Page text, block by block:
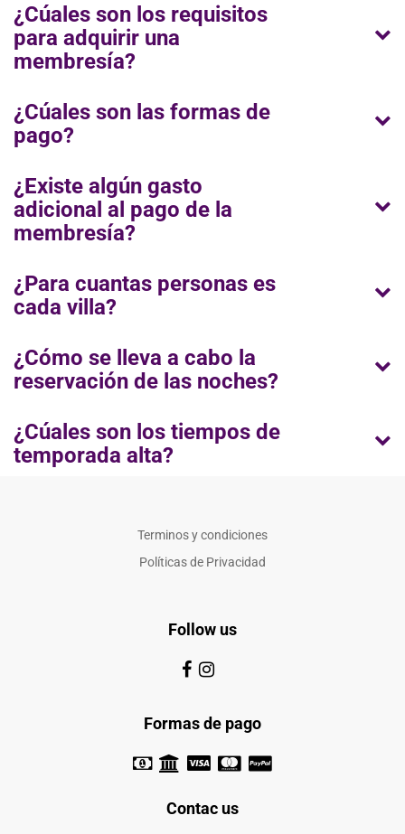
¿Cúales son los requisitos
para adquirir una
membresía?
¿Cúales son las formas de
pago?
¿Existe algún gasto
adicional al pago de la
membresía?
¿Para cuantas personas es
cada villa?
¿Cómo se lleva a cabo la
reservación de las noches?
¿Cúales son los tiempos de
temporada alta?
Terminos y condiciones
Políticas de Privacidad
Follow us
Formas de pago
Contac us